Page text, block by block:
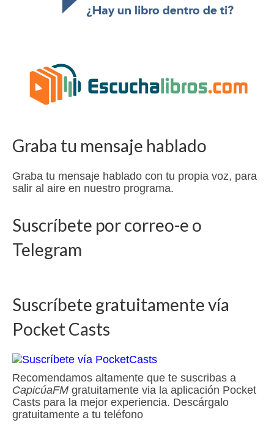
Graba tu mensaje hablado
Graba tu mensaje hablado con tu propia voz, para
salir al aire en nuestro programa.
Suscríbete por correo-e o
Telegram
Suscríbete gratuitamente vía
Pocket Casts
Recomendamos altamente que te suscribas a
CapicúaFM gratuitamente via la aplicación Pocket
Casts para la mejor experiencia. Descárgalo
gratuitamente a tu teléfono